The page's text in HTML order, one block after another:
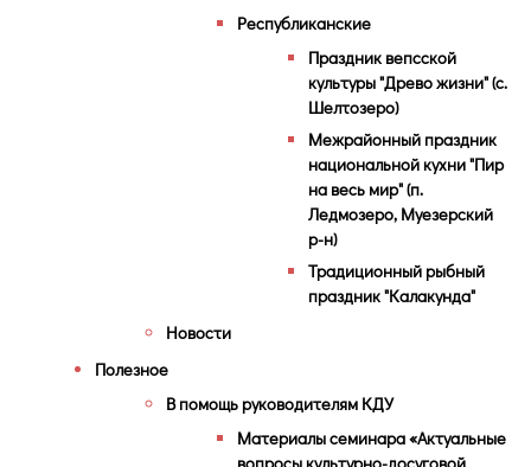
Республиканские
Праздник вепсской
культуры "Древо жизни" (с.
Шелтозеро)
Межрайонный праздник
национальной кухни "Пир
на весь мир" (п.
Ледмозеро, Муезерский
р-н)
Традиционный рыбный
праздник "Калакунда"
Новости
Полезное
В помощь руководителям КДУ
Материалы семинара «Актуальные